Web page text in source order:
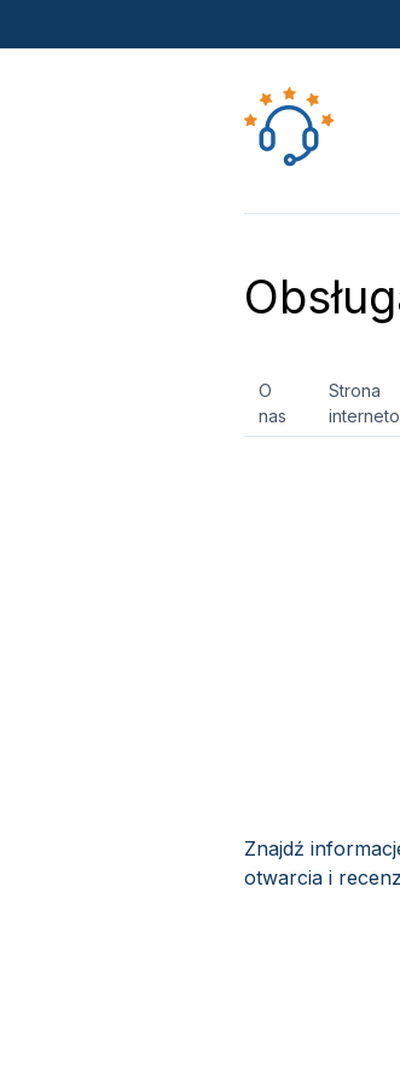
O
nas
Strona
Znajdź
otwarcia i